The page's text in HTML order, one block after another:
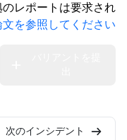
レポートは要求され
を参照してください
次のインシデント